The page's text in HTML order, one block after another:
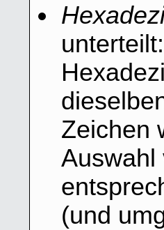
Zeichen
Auswahl
(und